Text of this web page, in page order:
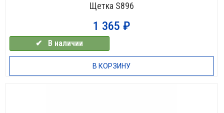
Щетка S896
1 365 ₽
✔⠀В наличии
В КОРЗИНУ